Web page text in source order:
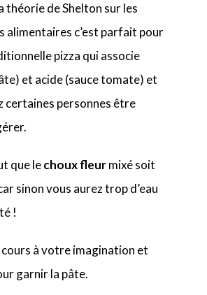
théorie de Shelton sur les
alimentaires c’est parfait pour
pizza qui associe
et acide (sauce tomate) et
certaines personnes être
que lechoux fleurmixé soit
sinon vous aurez trop d’eau
!
cours à votre imagination et
garnir la pâte.